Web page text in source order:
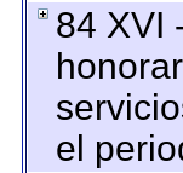
84 XVI
el